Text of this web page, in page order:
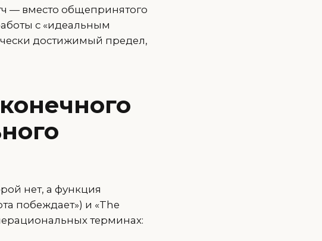
— вместо общепринятого
с «идеальным
достижимый предел,
нет, а функция
побеждает») и «The
терминах: